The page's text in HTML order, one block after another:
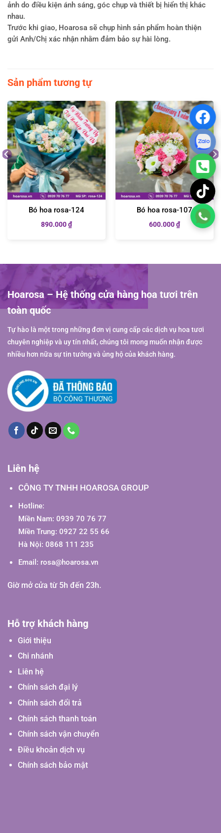
ảnh do điều kiện ánh sáng, góc chụp và thiết bị hiển thị khác
nhau.
Trước khi giao, Hoarosa sẽ chụp hình sản phẩm hoàn thiện
gửi Anh/Chị xác nhận nhằm đảm bảo sự hài lòng.
Sản phẩm tương tự
Bó hoa rosa-124
890.000₫
Bó hoa rosa-107
600.000₫
Hoarosa – Hệ thống cửa hàng hoa tươi trên
toàn quốc
Tự hào là một trong những đơn vị cung cấp các dịch vụ hoa tươi
chuyên nghiệp và uy tín nhất, chúng tôi mong muốn nhận được
nhiều hơn nữa sự tin tưởng và ủng hộ của khách hàng.
Liên hệ
CÔNG TY TNHH HOAROSA GROUP
Hotline:
Miền Nam: 0939 70 76 77
Miền Trung: 0927 22 55 66
Hà Nội: 0868 111 235
Email: rosa@hoarosa.vn
Giờ mở cửa từ 5h đến 23h.
Hỗ trợ khách hàng
Giới thiệu
Chi nhánh
Liên hệ
Chính sách đại lý
Chính sách đổi trả
Chính sách thanh toán
Chính sách vận chuyển
Điều khoản dịch vụ
Chính sách bảo mật